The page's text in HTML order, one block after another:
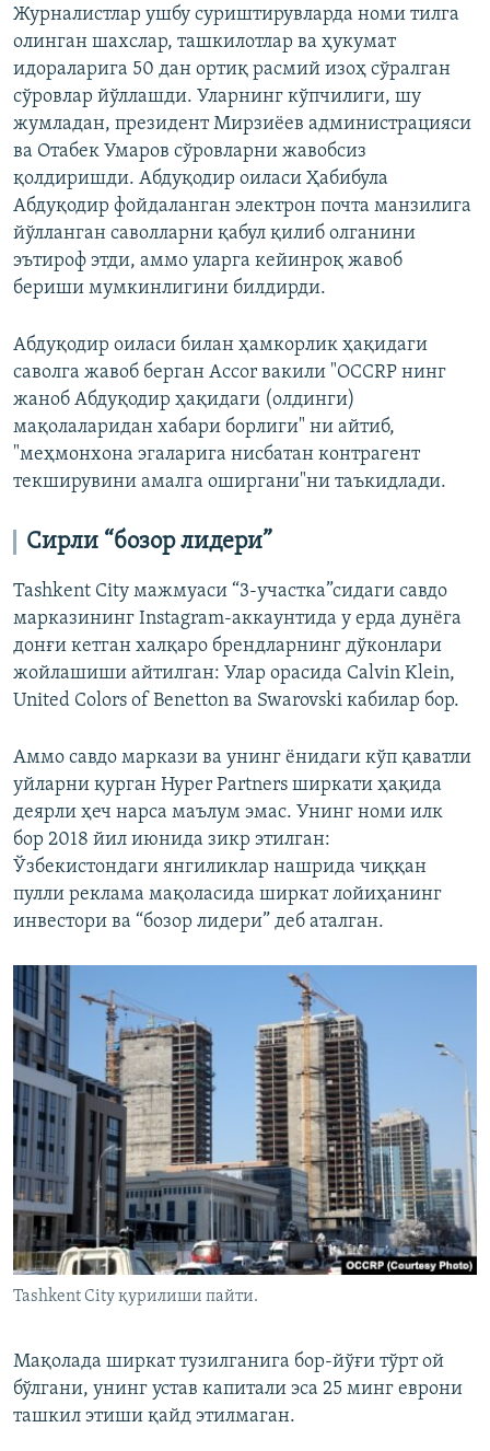
Журналистлар ушбу суриштирувларда номи тилга
олинган шахслар, ташкилотлар ва ҳукумат
идораларига 50 дан ортиқ расмий изоҳ сўралган
сўровлар йўллашди. Уларнинг кўпчилиги, шу
жумладан, президент Мирзиёев администрацияси
ва Отабек Умаров сўровларни жавобсиз
қолдиришди. Абдуқодир оиласи Ҳабибула
Абдуқодир фойдаланган электрон почта манзилига
йўлланган саволларни қабул қилиб олганини
эътироф этди, аммо уларга кейинроқ жавоб
бериши мумкинлигини билдирди.
Абдуқодир оиласи билан ҳамкорлик ҳақидаги
саволга жавоб берган Accor вакили "OCCRP нинг
жаноб Абдуқодир ҳақидаги (олдинги)
мақолаларидан хабари борлиги" ни айтиб,
"меҳмонхона эгаларига нисбатан контрагент
текширувини амалга оширгани"ни таъкидлади.
Сирли “бозор лидери”
Tashkent City мажмуаси “3-участка”сидаги савдо
марказининг Instagram-аккаунтида у ерда дунёга
донғи кетган халқаро брендларнинг дўконлари
жойлашиши айтилган: Улар орасида Calvin Klein,
United Colors of Benetton ва Swarovski кабилар бор.
Аммо савдо маркази ва унинг ёнидаги кўп қаватли
уйларни қурган Hyper Partners ширкати ҳақида
деярли ҳеч нарса маълум эмас. Унинг номи илк
бор 2018 йил июнида зикр этилган:
Ўзбекистондаги янгиликлар нашрида чиққан
пулли реклама мақоласида ширкат лойиҳанинг
инвестори ва “бозор лидери” деб аталган.
Tashkent City қурилиши пайти.
Мақолада ширкат тузилганига бор-йўғи тўрт ой
бўлгани, унинг устав капитали эса 25 минг еврони
ташкил этиши қайд этилмаган.